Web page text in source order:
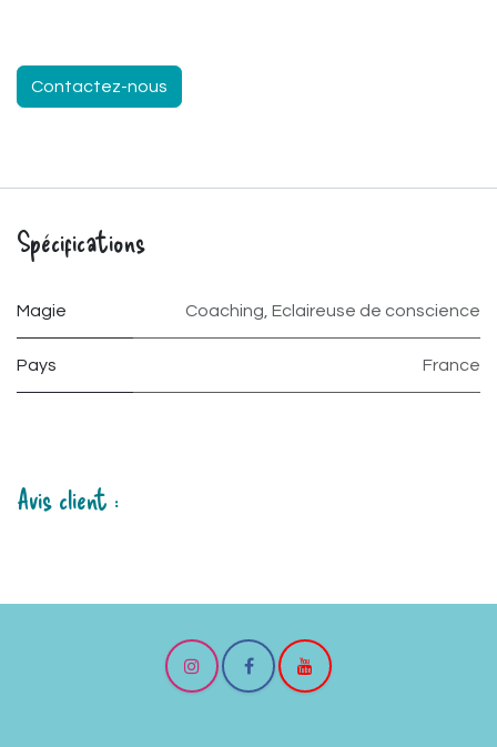
Contactez-nous
Spécifications
Magie Coaching Eclaireuse de conscience
Pays France
Avis client :